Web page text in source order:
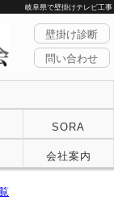
岐阜県で壁掛けテレビ工事
壁掛け診断
問い合わせ
SORA
会社案内